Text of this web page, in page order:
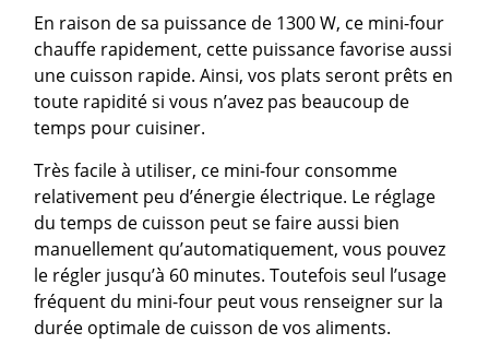
En raison de sa puissance de 1300 W, ce mini-four
chauffe rapidement, cette puissance favorise aussi
une cuisson rapide. Ainsi, vos plats seront prêts en
toute rapidité si vous n’avez pas beaucoup de
temps pour cuisiner.
Très facile à utiliser, ce mini-four consomme
relativement peu d’énergie électrique. Le réglage
du temps de cuisson peut se faire aussi bien
manuellement qu’automatiquement, vous pouvez
le régler jusqu’à 60 minutes. Toutefois seul l’usage
fréquent du mini-four peut vous renseigner sur la
durée optimale de cuisson de vos aliments.